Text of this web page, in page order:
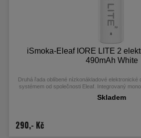
iSmoka-Eleaf IORE LITE 2
490mAh White
Druhá řada oblíbené nízkonákladové elektronické
systémem od společnosti Eleaf. Integrovaný
C portem pro rychlé nabíjení. Cartridge (POD) s
Skladem
290,- Kč